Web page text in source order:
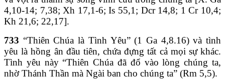
4,10-14; 7,38; Xh 17,1-6; Is 55,1; Dcr 14,8; 1 Cr 10,4;
Kh 21,6; 22,17].
733 “Thiên Chúa là Tình Yêu” (1 Ga 4,8.16) và tình
yêu là hồng ân đầu tiên, chứa đựng tất cả mọi sự khác.
Tình yêu này “Thiên Chúa đã đổ vào lòng chúng ta,
nhờ Thánh Thần mà Ngài ban cho chúng ta” (Rm 5,5).